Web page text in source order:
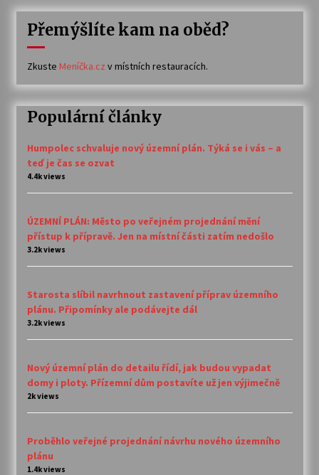
Přemýšlíte kam na oběd?
Zkuste Meníčka.cz v místních restauracích.
Populární články
Humpolec schvaluje nový územní plán. Týká se i vás – a
teď je čas se ozvat
4.4k views
ÚZEMNÍ PLÁN: Město po veřejném projednání mění
přístup k přípravě. Jen na místní části zatím nedošlo
3.2k views
Starosta slíbil navrhnout zastavení příprav územního
plánu. Připomínky ale podávejte dál
3.2k views
Nový územní plán do detailu řídí, jak budou vypadat
domy i ploty. Přízemní dům postavíte už jen výjimečně
2k views
Proběhlo veřejné projednání návrhu nového územního
plánu
1.4k views